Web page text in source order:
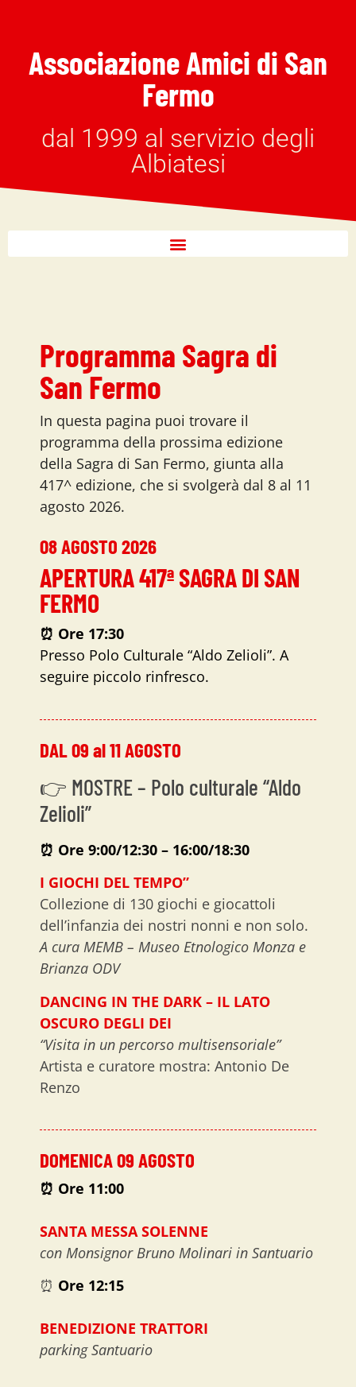
Associazione Amici di San
Fermo
dal 1999 al servizio degli
Albiatesi
Programma Sagra di
San Fermo
In questa pagina puoi trovare il
programma della prossima edizione
della Sagra di San Fermo, giunta alla
417^ edizione, che si svolgerà dal 8 al 11
agosto 2026.
08 AGOSTO 2026
APERTURA 417ª SAGRA DI SAN
FERMO
⏰ Ore 17:30
Presso Polo Culturale “Aldo Zelioli”. A
seguire piccolo rinfresco.
DAL 09 al 11 AGOSTO
👉 MOSTRE – Polo culturale “Aldo
Zelioli”
⏰ Ore 9:00/12:30 – 16:00/18:30
I GIOCHI DEL TEMPO”
Collezione di 130 giochi e giocattoli
dell’infanzia dei nostri nonni e non solo.
A cura MEMB – Museo Etnologico Monza e
Brianza ODV
DANCING IN THE DARK – IL LATO
OSCURO DEGLI DEI
“Visita in un percorso multisensoriale”
Artista e curatore mostra: Antonio De
Renzo
DOMENICA 09 AGOSTO
⏰ Ore 11:00
SANTA MESSA SOLENNE
con Monsignor Bruno Molinari in Santuario
⏰ Ore 12:15
BENEDIZIONE TRATTORI
parking Santuario